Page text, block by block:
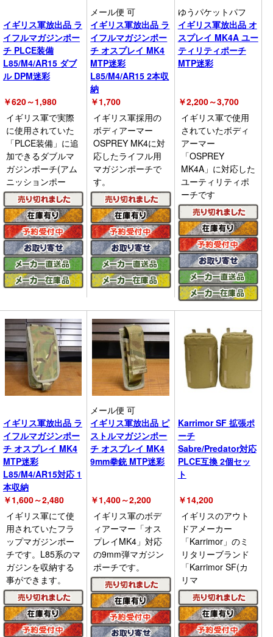
イギリス軍放出品 ラ
イフルマガジンポー
チ PLCE装備
L85/M4/AR15 ダブ
ル DPM迷彩
￥620～1,980
イギリス軍で実際
に使用されていた
「PLCE装備」に追
加できるダブルマ
ガジンポーチ(アム
ニッションポー
メール便 可
イギリス軍放出品 ラ
イフルマガジンポー
チ オスプレイ MK4
MTP迷彩
L85/M4/AR15 2本収
納
￥1,700
イギリス軍採用の
ボディアーマー
OSPREY MK4に対
応したライフル用
マガジンポーチで
す。
ゆうパケットパフ
イギリス軍放出品 オ
スプレイ MK4A ユー
ティリティポーチ
MTP迷彩
￥2,200～3,700
イギリス軍で使用
されていたボディ
アーマー
「OSPREY
MK4A」に対応した
ユーティリティポ
ーチです
イギリス軍放出品 ラ
イフルマガジンポー
チ オスプレイ MK4
MTP迷彩
L85/M4/AR15対応 1
本収納
￥1,600～2,480
イギリス軍にて使
用されていたフラ
ップマガジンポー
チです。L85系のマ
ガジンを収納する
事ができます。
メール便 可
イギリス軍放出品 ピ
ストルマガジンポー
チ オスプレイ MK4
9mm拳銃 MTP迷彩
￥1,400～2,200
イギリス軍のボデ
ィアーマー「オス
プレイMK4」対応
の9mm弾マガジン
ポーチです。
Karrimor SF 拡張ポ
ーチ
Sabre/Predator対応
PLCE互換 2個セッ
ト
￥14,200
イギリスのアウト
ドアメーカー
「Karrimor」のミ
リタリーブランド
「Karrimor SF(カ
リマ